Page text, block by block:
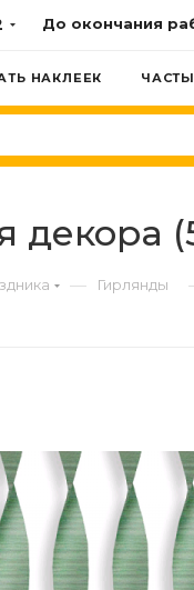
До окончания
НАКЛЕЕК
декора
— Гирлянды